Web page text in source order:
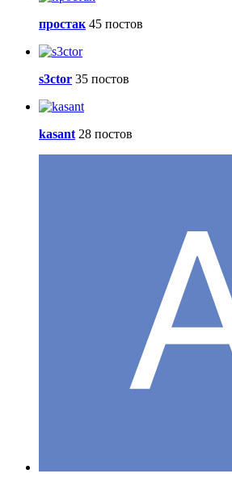
простак 45 постов
s3ctor 35 постов
kasant 28 постов